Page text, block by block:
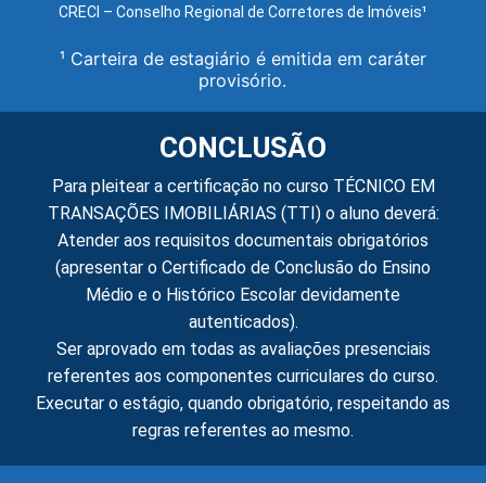
CRECI – Conselho Regional de Corretores de Imóveis¹
¹ Carteira de estagiário é emitida em caráter
provisório.
CONCLUSÃO
Para pleitear a certificação no curso TÉCNICO EM
TRANSAÇÕES IMOBILIÁRIAS (TTI) o aluno deverá:
Atender aos requisitos documentais obrigatórios
(apresentar o Certificado de Conclusão do Ensino
Médio e o Histórico Escolar devidamente
autenticados).
Ser aprovado em todas as avaliações presenciais
referentes aos componentes curriculares do curso.
Executar o estágio, quando obrigatório, respeitando as
regras referentes ao mesmo.